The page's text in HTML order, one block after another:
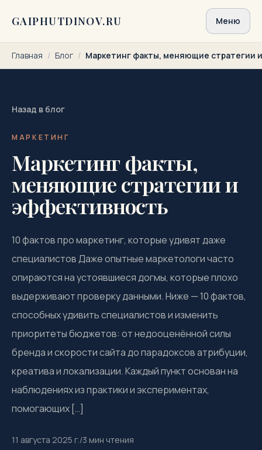
GAIPHUTDINOV.RU Меню
Главная / Блог / Маркетинг факты, меняющие стратегии
Назад в блог
МАРКЕТИНГ
Маркетинг факты,
меняющие стратегии и
эффективность
10 фактов про маркетинг, которые удивят даже
специалистов Даже опытные маркетологи часто
опираются на устоявшиеся догмы, которые плохо
выдерживают проверку данными. Ниже — 10 фактов,
способных удивить специалистов и изменить
приоритеты бюджетов: от недооценённой силы
бренда и скорости сайта до парадоксов атрибуции,
креатива и локализации. Каждый пункт основан на
наблюдениях из практики и экспериментах,
помогающих […]
11 августа 2025 г./3 мин чтения